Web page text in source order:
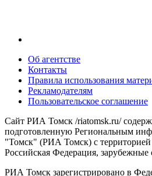
Об агентстве
Контакты
Правила использования
Рекламодателям
Пользовательское соглашение
Сайт РИА Томск /riatomsk.ru/
подготовленную Региональным
"Томск" (РИА Томск) с территорией
Российская Федерация, зарубежные
РИА Томск зарегистрировано в